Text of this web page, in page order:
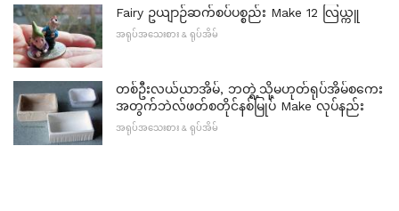
Fairy ဥယျာဉ်ဆက်စပ်ပစ္စည်း Make 12 လြယ္ကူ
အရုပ်အသေးစား & ရုပ်အိမ်
တစ်ဦးလယ်ယာအိမ်, ဘတ္ရဲ့သို့မဟုတ်ရုပ်အိမ်စကေး
အတွက်ဘဲလ်ဖတ်စတိုင်နစ်မြုပ် Make လုပ်နည်း
အရုပ်အသေးစား & ရုပ်အိမ်